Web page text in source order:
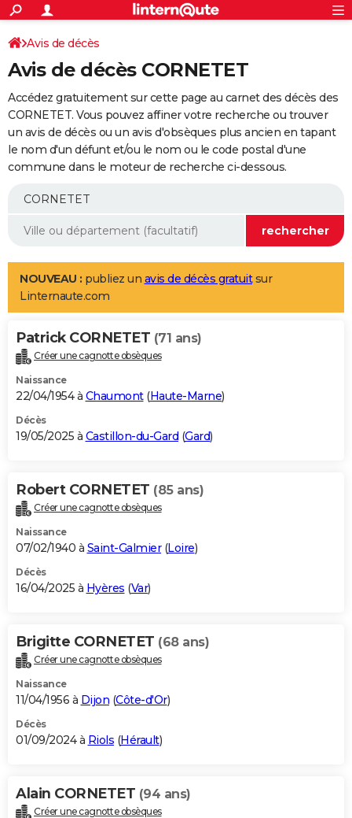
ACTUALITÉS
Politique
Société
Faits Divers
Education
Monde
Villes
+
SPORT
Coupe du monde 2026
Football
Tennis
Cyclisme
Rugby
Forum
Programme TV
TNT
Streaming
Cinéma
Sorties cinéma
Musique
+
FINANCE
Impôts
Immobilier
Risques naturels par ville
Banque
Assurance
Crédit
AUTO
Essais
Réserver un essai
Citadines
Berlines
SUV
Forum auto
+
Mobiles
Meilleur smartphone
Internet
Ordinateurs
Jeux vidéo
Guide high-tech
Aménagement intérieur
LIFESTYLE
Art de vivre
Bien-être
Loisirs
Mode
Modes de vie
Alimentation
Guide de la santé
Maladies
Médicaments
Sommeil
VOYAGE
Destinations
City break
Voyage nature
Voyage de noces
Forum
Climat
+PHOTO
GUIDES D'ACHAT
BONS PLANS
Carte de Noël
Carte Bonne année
Carte Saint-Valentin
Carte Pâques
Carte d'anniversaire
DICTIONNAIRE
Dictionnaire
Biographies
Citations
Expressions
Proverbes
PROGRAMME TV
S'inscrire
Se connecter
Lycées
Collèges
Primaires
Universités
Entreprises
Service militaire
Avis de recherche
AVIS DE DÉCÈS
Bricolage
Lifestyle
Culture
Sport
Auto
Television
Voyage
Cinema
Avis de décès
Avis de décès CORNETET
Accédez gratuitement sur cette page au carnet des décès des
CORNETET. Vous pouvez affiner votre recherche ou trouver
un avis de décès ou un avis d'obsèques plus ancien en tapant
le nom d'un défunt et/ou le nom ou le code postal d'une
commune dans le moteur de recherche ci-dessous.
NOUVEAU : publiez un avis de décès gratuitsur
Linternaute.com
Patrick CORNETET (71 ans)
Créer une cagnotte obsèques
Naissance
22/04/1954 à Chaumont(Haute-Marne)
Décès
19/05/2025 à Castillon-du-Gard (Gard)
Robert CORNETET (85 ans)
Créer une cagnotte obsèques
Naissance
07/02/1940 à Saint-Galmier(Loire)
Décès
16/04/2025 à Hyères (Var)
Brigitte CORNETET (68 ans)
Créer une cagnotte obsèques
Naissance
11/04/1956 à Dijon (Côte-d'Or)
Décès
01/09/2024 à Riols (Hérault)
Alain CORNETET (94 ans)
Créer une cagnotte obsèques